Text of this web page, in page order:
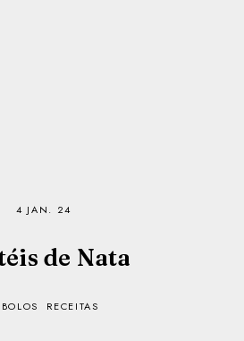
4 JAN. 24
de Nata
BOLOS RECEITAS